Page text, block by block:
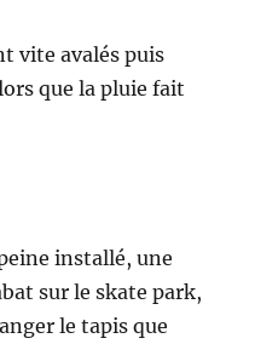
vite avalés puis
que la pluie fait
installé, une
sur le skate park,
le tapis que